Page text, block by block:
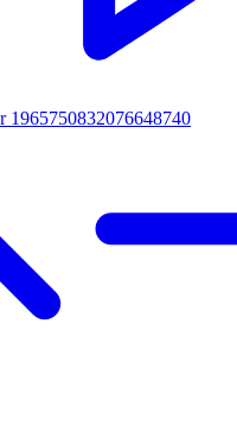
1965750832076648740